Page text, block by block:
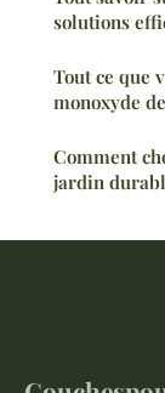
solutions
Tout ce que
monoxyde
Comment
jardin